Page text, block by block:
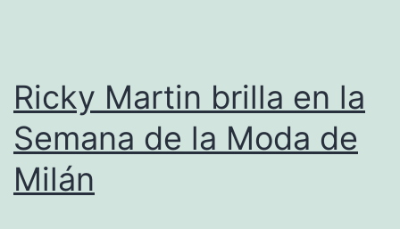
Ricky Martin brilla en la
Semana de la Moda de
Milán